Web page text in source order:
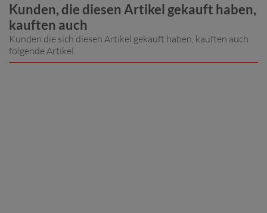
Kunden, die diesen Artikel gekauft haben,
kauften auch
Kunden die sich diesen Artikel gekauft haben, kauften auch
folgende Artikel.